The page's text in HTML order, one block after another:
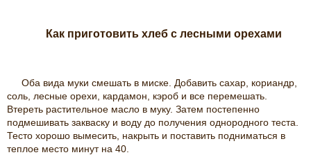
Как приготовить хлеб с лесными орехами
Оба вида муки смешать в миске. Добавить сахар, кориандр,
соль, лесные орехи, кардамон, кэроб и все перемешать.
Втереть растительное масло в муку. Затем постепенно
подмешивать закваску и воду до получения однородного теста.
Тесто хорошо вымесить, накрыть и поставить подниматься в
теплое место минут на 40.